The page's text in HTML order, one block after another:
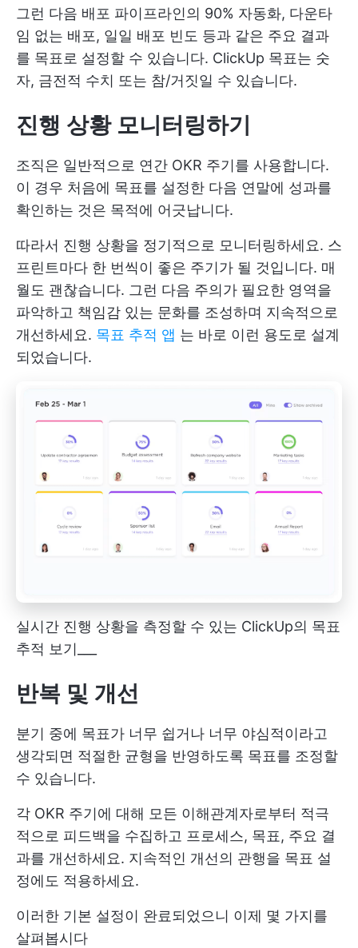
그런 다음 배포 파이프라인의 90% 자동화, 다운타
임 없는 배포, 일일 배포 빈도 등과 같은 주요 결과
를 목표로 설정할 수 있습니다. ClickUp 목표는 숫
자, 금전적 수치 또는 참/거짓일 수 있습니다.
진행 상황 모니터링하기
조직은 일반적으로 연간 OKR 주기를 사용합니다.
이 경우 처음에 목표를 설정한 다음 연말에 성과를
확인하는 것은 목적에 어긋납니다.
따라서 진행 상황을 정기적으로 모니터링하세요. 스
프린트마다 한 번씩이 좋은 주기가 될 것입니다. 매
월도 괜찮습니다. 그런 다음 주의가 필요한 영역을
파악하고 책임감 있는 문화를 조성하며 지속적으로
개선하세요. 목표 추적 앱 는 바로 이런 용도로 설계
되었습니다.
실시간 진행 상황을 측정할 수 있는 ClickUp의 목표
추적 보기___
반복 및 개선
분기 중에 목표가 너무 쉽거나 너무 야심적이라고
생각되면 적절한 균형을 반영하도록 목표를 조정할
수 있습니다.
각 OKR 주기에 대해 모든 이해관계자로부터 적극
적으로 피드백을 수집하고 프로세스, 목표, 주요 결
과를 개선하세요. 지속적인 개선의 관행을 목표 설
정에도 적용하세요.
이러한 기본 설정이 완료되었으니 이제 몇 가지를
살펴봅시다